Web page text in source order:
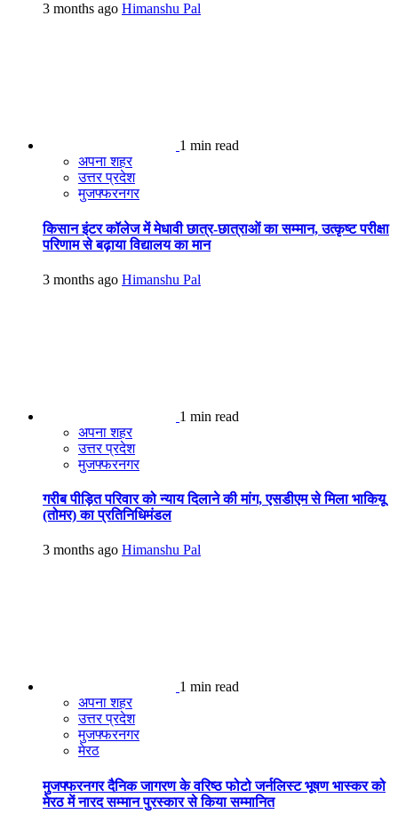
3 months ago Himanshu Pal
1 min read
अपना शहर
उत्तर प्रदेश
मुजफ्फरनगर
किसान इंटर कॉलेज में मेधावी छात्र-छात्राओं का सम्मान, उत्कृष्ट परीक्षा
परिणाम से बढ़ाया विद्यालय का मान
3 months ago Himanshu Pal
1 min read
अपना शहर
उत्तर प्रदेश
मुजफ्फरनगर
गरीब पीड़ित परिवार को न्याय दिलाने की मांग, एसडीएम से मिला भाकियू
(तोमर) का प्रतिनिधिमंडल
3 months ago Himanshu Pal
1 min read
अपना शहर
उत्तर प्रदेश
मुजफ्फरनगर
मेरठ
मुजफ्फरनगर दैनिक जागरण के वरिष्ठ फोटो जर्नलिस्ट भूषण भास्कर को
मेरठ में नारद सम्मान पुरस्कार से किया सम्मानित